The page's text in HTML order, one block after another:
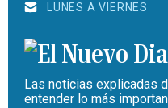
LUNES A VIERNES
Las noticias explicadas
entender lo más